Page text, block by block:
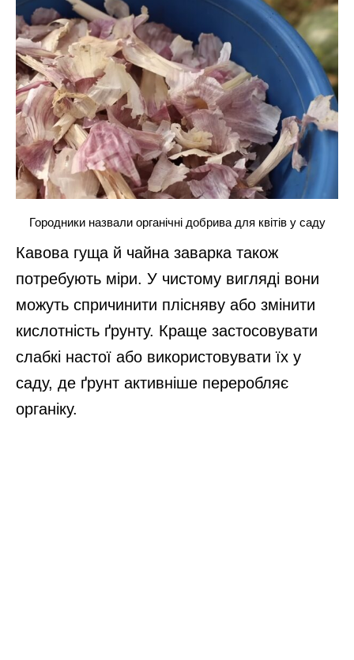
Городники назвали органічні добрива для квітів у саду
Кавова гуща й чайна заварка також
потребують міри. У чистому вигляді вони
можуть спричинити плісняву або змінити
кислотність ґрунту. Краще застосовувати
слабкі настої або використовувати їх у
саду, де ґрунт активніше переробляє
органіку.